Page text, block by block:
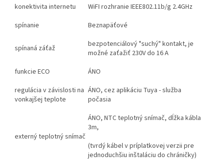
konektivita internetu
WiFI rozhranie IEEE802.11b/g 2.4GHz
spínanie
Beznapäťové
spínaná záťaž
bezpotenciálový "suchý" kontakt, je
možné zaťažiť 230V do 16 A
funkcie ECO
ÁNO
regulácia v závislosti na
vonkajšej teplote
ÁNO, cez aplikáciu Tuya - služba
počasia
externý teplotný snímač
ÁNO, NTC teplotný snímač, dĺžka kábla
3m,
(tvrdý kábel v príplatkovej verzii pre
jednoduchšiu inštaláciu do chráničky)